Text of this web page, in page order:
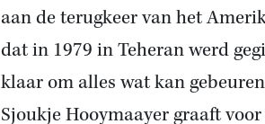
aan de terugkeer van het
dat in 1979 in Teheran werd
klaar om alles wat kan
Sjoukje Hooymaayer graaft